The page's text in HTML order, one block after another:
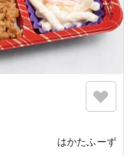
はかたふーず